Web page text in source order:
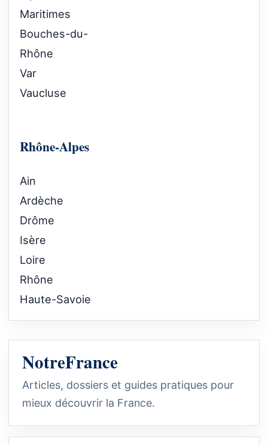
Maritimes
Bouches-du-
Rhône
Var
Vaucluse
Rhône-Alpes
Ain
Ardèche
Drôme
Isère
Loire
Rhône
Haute-Savoie
NotreFrance
Articles, dossiers et guides pratiques pour
mieux découvrir la France.